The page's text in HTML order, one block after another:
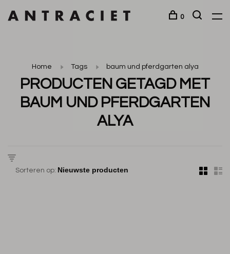
0
Home Tags baum und pferdgarten alya
PRODUCTEN GETAGD MET
BAUM UND PFERDGARTEN
ALYA
Sorteren op: